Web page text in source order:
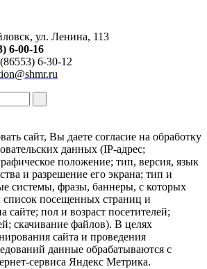
ул. Ленина, 113
6-00-16
6-30-12
сайт, Вы даете согласие на обработку
данных (IP-адрес;
положение; тип, версия, язык
и разрешение его экрана; тип и
системы, фразы, баннеры, с которых
список посещенных страниц и
сайте; пол и возраст посетителей;
скачивание файлов). В целях
сайта и проведения
данные обрабатываются с
сервиса Яндекс Метрика.